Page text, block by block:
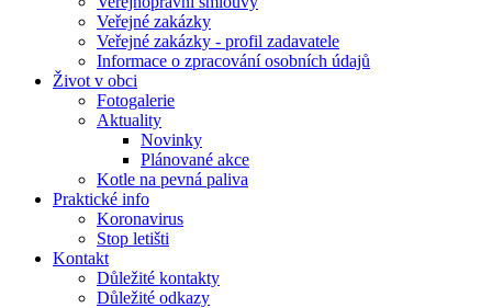
Veřejné zakázky
Veřejné zakázky - profil zadavatele
Informace o zpracování osobních údajů
Život v obci
Fotogalerie
Aktuality
Novinky
Plánované akce
Kotle na pevná paliva
Praktické info
Koronavirus
Stop letišti
Kontakt
Důležité kontakty
Důležité odkazy